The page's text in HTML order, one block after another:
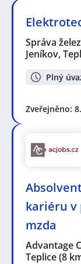
Správa
Jeníkov,
Plný
Zveřejněno:
kariéru v
mzda
Advantage
Teplice(8